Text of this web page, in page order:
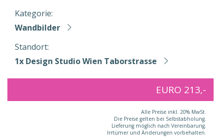
Kategorie:
Wandbilder
Standort:
1x Design Studio Wien Taborstrasse
EURO 213,-
Alle Preise inkl. 20% MwSt.
Die Preise gelten bei Selbstabholung.
Lieferung möglich nach Vereinbarung.
Irrtümer und Änderungen vorbehalten.